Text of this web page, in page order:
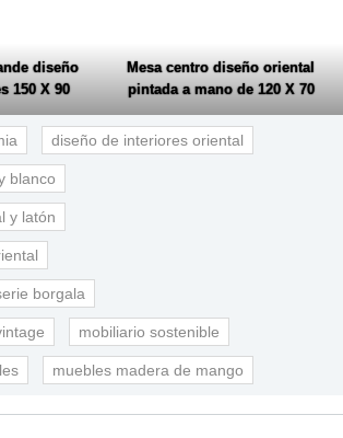
diseño
150 X 90
Mesa centro diseño oriental
pintada a mano de 120 X 70
diseño de interiores oriental
blanco
y latón
borgala
mobiliario sostenible
muebles madera de mango